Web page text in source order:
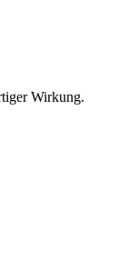
Wirkung.